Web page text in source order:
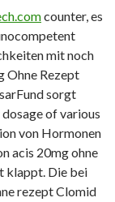
counter, es
mit noch
Ohne Rezept
sorgt
of various
von Hormonen
acis 20mg ohne
klappt. Die bei
rezept Clomid